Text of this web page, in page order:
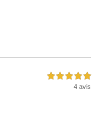
5,0 étoiles sur 5
4 avis